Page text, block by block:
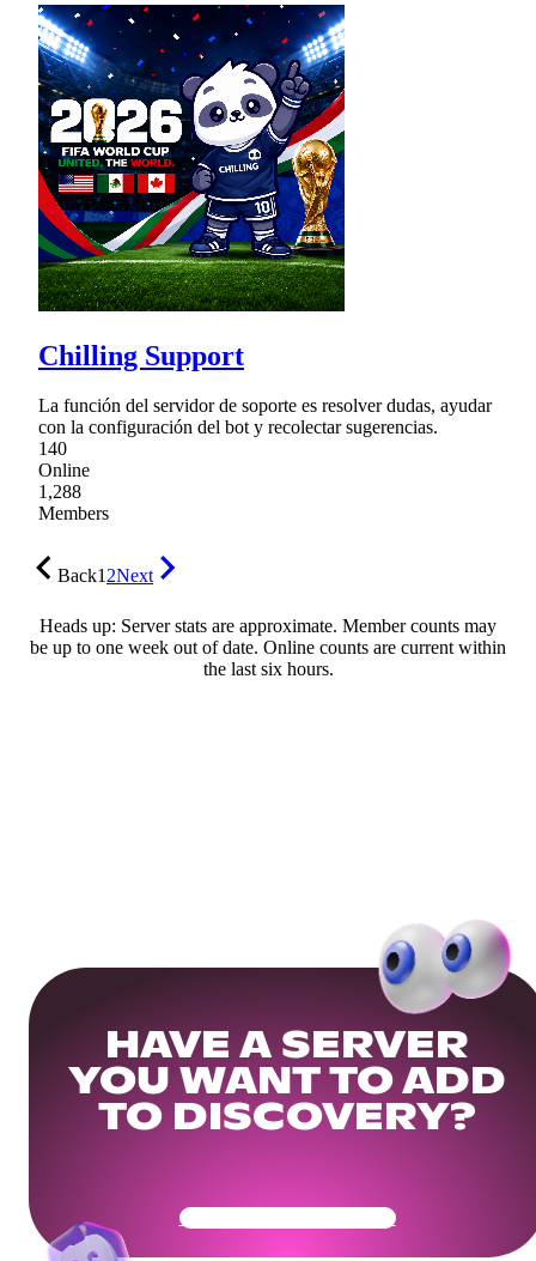
Chilling Support
La función del servidor de soporte es resolver dudas, ayudar
con la configuración del bot y recolectar sugerencias.
140
Online
1,288
Members
Back12Next
Heads up: Server stats are approximate. Member counts may
be up to one week out of date. Online counts are current within
the last six hours.
HAVE A SERVER
YOU WANT TO ADD
TO DISCOVERY?
Get Your Community Ready